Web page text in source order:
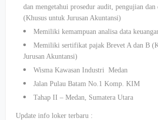
dan mengetahui prosedur audit, pengujian dan
(Khusus untuk Jurusan Akuntansi)
Memiliki kemampuan analisa data
Memiliki sertifikat pajak Brevet A dan B
Jurusan Akuntansi)
Wisma Kawasan Industri Medan
Jalan Pulau Batam No.1 Komp. KIM
Tahap II – Medan, Sumatera Utara
Update info loker terbaru :